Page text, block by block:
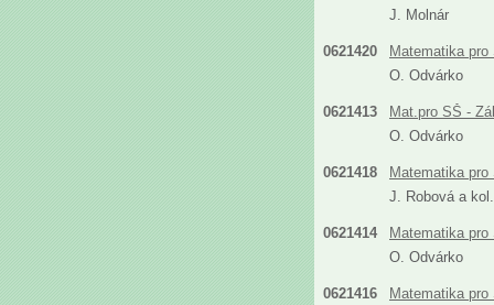
J. Molnár
0621420
Matematika
O. Odvárko
0621413
Mat.pro SŠ -
O. Odvárko
0621418
Matematika
J. Robová a kol.
0621414
Matematika
O. Odvárko
0621416
Matematika